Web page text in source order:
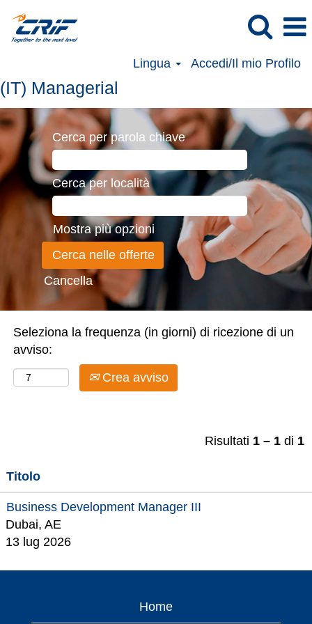
Lingua Accedi/Il mio Profilo
(IT) Managerial
Cerca per parola chiave
Cerca per località
Mostra più opzioni
Cancella
Seleziona la frequenza (in giorni) di ricezione di un
avviso:
Crea avviso
Risultati 1 – 1 di 1
Titolo
Business Development Manager III
Dubai, AE
13 lug 2026
Home